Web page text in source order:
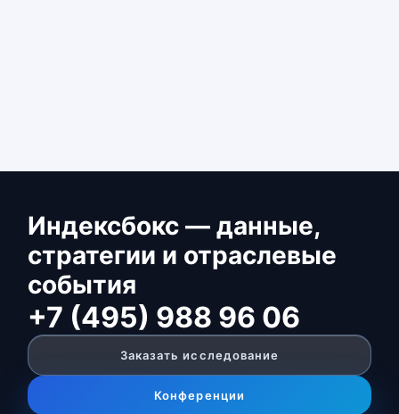
Индексбокс — данные,
стратегии и отраслевые
события
+7 (495) 988 96 06
Заказать исследование
Конференции